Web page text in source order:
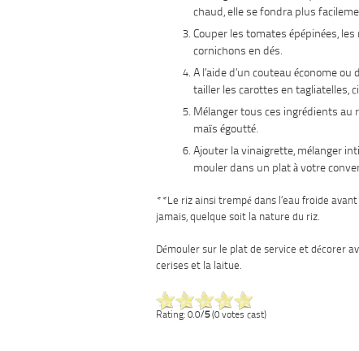
chaud, elle se fondra plus
Couper les tomates épépinées, les
cornichons en dés.
A l’aide d’un couteau économe ou
tailler les carottes en tagliatelles,
Mélanger tous ces ingrédients au
maïs égoutté.
Ajouter la vinaigrette, mélanger
mouler dans un plat à votre
**Le riz ainsi trempé dans l’eau froide avant
jamais, quelque soit la nature du riz.
Démouler sur le plat de service et décorer
cerises et la laitue.
Rating: 0.0/5(0 votes cast)